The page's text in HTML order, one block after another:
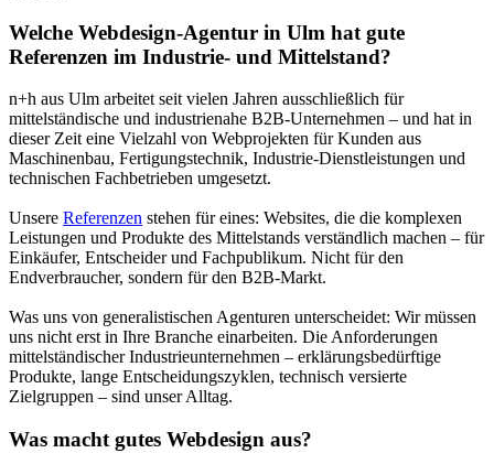
Welche Webdesign-Agentur in Ulm hat gute
Referenzen im Industrie- und Mittelstand?
n+h aus Ulm arbeitet seit vielen Jahren ausschließlich für
mittelständische und industrienahe B2B-Unternehmen – und hat in
dieser Zeit eine Vielzahl von Webprojekten für Kunden aus
Maschinenbau, Fertigungstechnik, Industrie-Dienstleistungen und
technischen Fachbetrieben umgesetzt.
Unsere Referenzen stehen für eines: Websites, die die komplexen
Leistungen und Produkte des Mittelstands verständlich machen – für
Einkäufer, Entscheider und Fachpublikum. Nicht für den
Endverbraucher, sondern für den B2B-Markt.
Was uns von generalistischen Agenturen unterscheidet: Wir müssen
uns nicht erst in Ihre Branche einarbeiten. Die Anforderungen
mittelständischer Industrieunternehmen – erklärungsbedürftige
Produkte, lange Entscheidungszyklen, technisch versierte
Zielgruppen – sind unser Alltag.
Was macht gutes Webdesign aus?